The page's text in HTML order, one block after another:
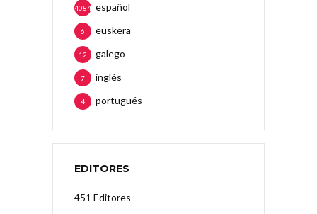
español
4084
euskera
6
galego
12
inglés
7
portugués
4
EDITORES
451 Editores